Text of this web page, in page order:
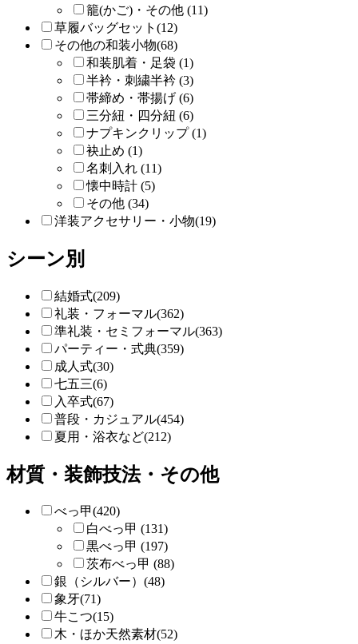
籠(かご)・その他 (11)
草履バッグセット(12)
その他の和装小物(68)
和装肌着・足袋 (1)
半衿・刺繍半衿 (3)
帯締め・帯揚げ (6)
三分紐・四分紐 (6)
ナプキンクリップ (1)
袂止め (1)
名刺入れ (11)
懐中時計 (5)
その他 (34)
洋装アクセサリー・小物(19)
シーン別
結婚式(209)
礼装・フォーマル(362)
準礼装・セミフォーマル(363)
パーティー・式典(359)
成人式(30)
七五三(6)
入卒式(67)
普段・カジュアル(454)
夏用・浴衣など(212)
材質・装飾技法・その他
べっ甲(420)
白べっ甲 (131)
黒べっ甲 (197)
茨布べっ甲 (88)
銀（シルバー）(48)
象牙(71)
牛こつ(15)
木・ほか天然素材(52)